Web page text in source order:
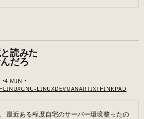
読みた
だろ
4 MIN
LINUXGNU-LINUXDEVUANARTIXTHINKPAD
最近ある程度自宅のサーバー環境整ったの